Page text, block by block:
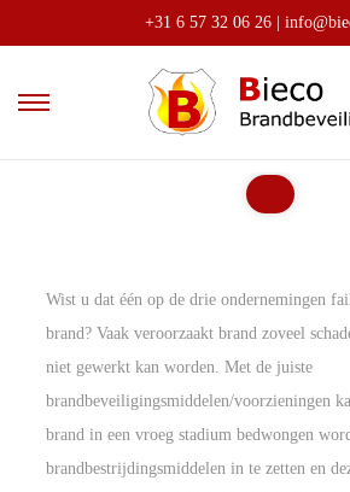
+31 6 57 32 06 26
Wist u dat één op de drie ondernemingen
brand? Vaak veroorzaakt brand zoveel
niet gewerkt kan worden. Met de juiste
brandbeveiligingsmiddelen/voorzieningen
brand in een vroeg stadium bedwongen
brandbestrijdingsmiddelen in te zetten en